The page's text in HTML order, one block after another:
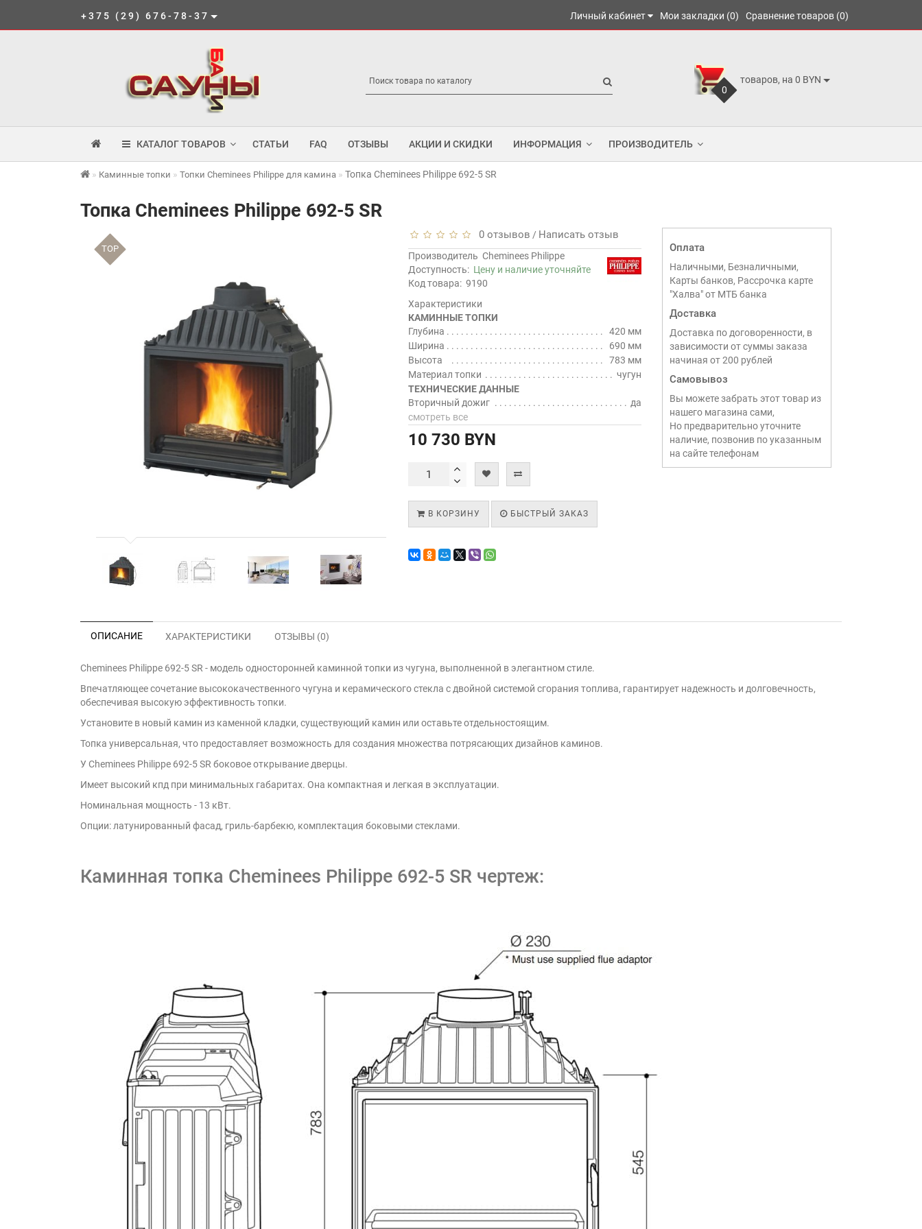
+375 (29) 676-78-37 Личный кабинет Мои закладки (0) Сравнение товаров (0)
0
товаров, на 0 BYN
КАТАЛОГ ТОВАРОВ СТАТЬИ FAQ ОТЗЫВЫ АКЦИИ И СКИДКИ ИНФОРМАЦИЯ ПРОИЗВОДИТЕЛЬ
Каминные топки Топки Cheminees Philippe для камина Топка Cheminees Philippe 692-5 SR
Топка Cheminees Philippe 692-5 SR
TOP
0 отзывов / Написать отзыв
Производитель Cheminees Philippe
Доступность: Цену и наличие уточняйте
Код товара: 9190
Характеристики
КАМИННЫЕ ТОПКИ
Глубина
420 мм
Ширина
690 мм
Высота
783 мм
Материал топки
чугун
ТЕХНИЧЕСКИЕ ДАННЫЕ
Вторичный дожиг
да
смотреть все
10 730 BYN
В КОРЗИНУ БЫСТРЫЙ ЗАКАЗ
Оплата
Наличными, Безналичными,
Карты банков, Рассрочка карте
"Халва" от МТБ банка
Доставка
Доставка по договоренности, в
зависимости от суммы заказа
начиная от 200 рублей
Самовывоз
Вы можете забрать этот товар из
нашего магазина сами,
Но предварительно уточните
наличие, позвонив по указанным
на сайте телефонам
ОПИСАНИЕ ХАРАКТЕРИСТИКИ ОТЗЫВЫ (0)
Cheminees Philippe 692-5 SR - модель односторонней каминной топки из чугуна, выполненной в элегантном стиле.
Впечатляющее сочетание высококачественного чугуна и керамического стекла с двойной системой сгорания топлива, гарантирует надежность и долговечность,
обеспечивая высокую эффективность топки.
Установите в новый камин из каменной кладки, существующий камин или оставьте отдельностоящим.
Топка универсальная, что предоставляет возможность для создания множества потрясающих дизайнов каминов.
У Cheminees Philippe 692-5 SR боковое открывание дверцы.
Имеет высокий кпд при минимальных габаритах. Она компактная и легкая в эксплуатации.
Номинальная мощность - 13 кВт.
Опции: латунированный фасад, гриль-барбекю, комплектация боковыми стеклами.
Каминная топка Cheminees Philippe 692-5 SR чертеж: